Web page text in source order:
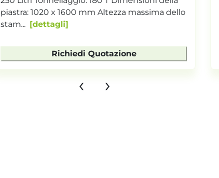
piastra: 1020 x 1600 mm Altezza massima dello
stam...
dettagli
Richiedi Quotazione
‹ ›